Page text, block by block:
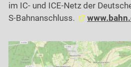
im IC- und ICE-Netz der
S-Bahnanschluss.